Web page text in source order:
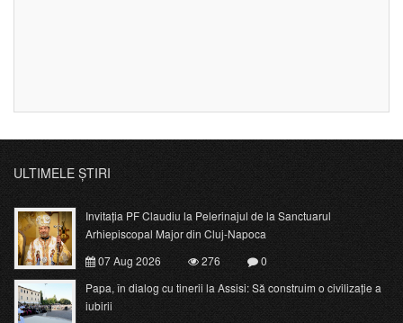
ULTIMELE ȘTIRI
Invitația PF Claudiu la Pelerinajul de la Sanctuarul
Arhiepiscopal Major din Cluj-Napoca
07 Aug 2026
276
0
Papa, în dialog cu tinerii la Assisi: Să construim o civilizație a
iubirii